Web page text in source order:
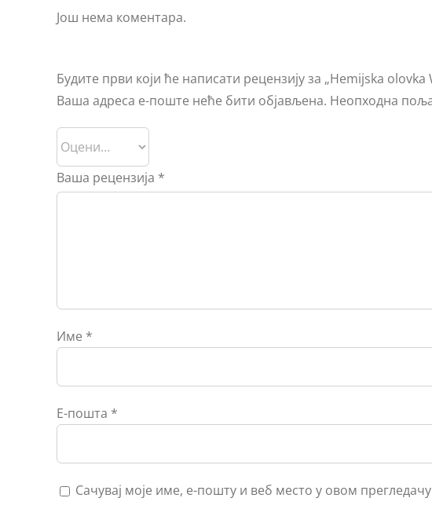
Још нема коментара.
Будите први који ће написати рецензију за „Hemijska olovka
Ваша адреса е-поште неће бити објављена. Неопходна
Ваша рецензија *
Име *
Е-пошта *
Сачувај моје име, е-пошту и веб место у овом